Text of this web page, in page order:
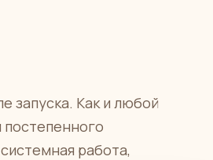
запуска. Как и любой
постепенного
работа,